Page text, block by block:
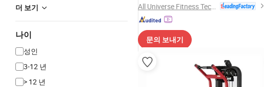
더 보기
나이
성인
3-12 년
> 12 년
문의 보내기